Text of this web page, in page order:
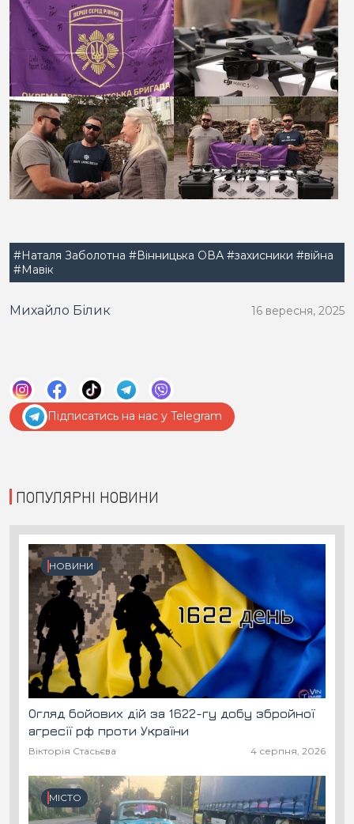
#Наталя Заболотна #Вінницька ОВА #захисники #війна
#Мавік
Михайло Білик 16 вересня, 2025
Підписатись на нас у Telegram
ПОПУЛЯРНІ НОВИНИ
НОВИНИ
Огляд бойових дій за 1622-гу добу збройної
агресії рф проти України
Вікторія Стасьєва 4 серпня, 2026
МІСТО